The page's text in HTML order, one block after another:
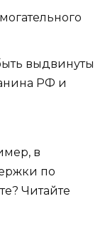
выдвинуты
РФ и
в
по
Читайте